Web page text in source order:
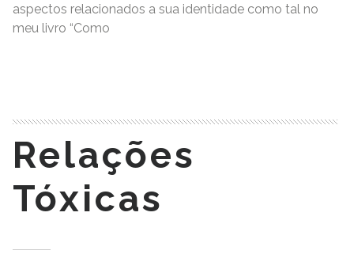
aspectos relacionados a sua identidade como tal no
meu livro “Como
Relações
Tóxicas